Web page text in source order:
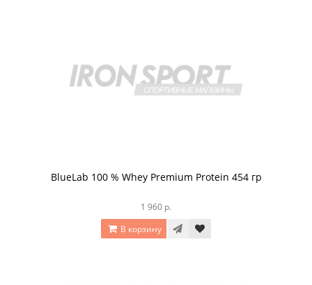
BlueLab 100 % Whey Premium Protein 454 гр
1 960 р.
В корзину